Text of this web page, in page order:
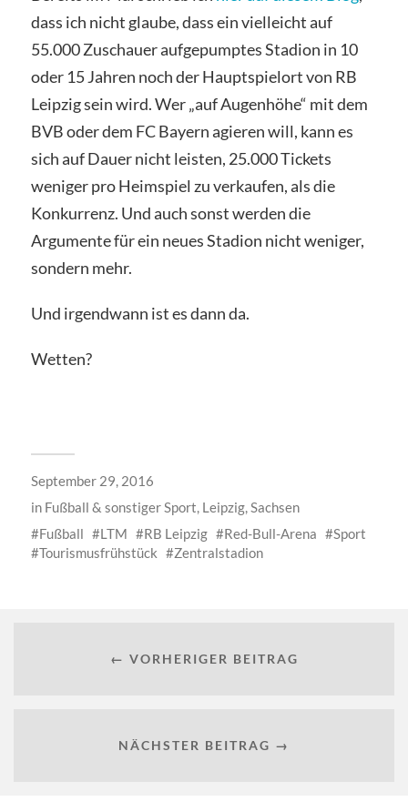
dass ich nicht glaube, dass ein vielleicht auf
55.000 Zuschauer aufgepumptes Stadion in 10
oder 15 Jahren noch der Hauptspielort von RB
Leipzig sein wird. Wer „auf Augenhöhe“ mit dem
BVB oder dem FC Bayern agieren will, kann es
sich auf Dauer nicht leisten, 25.000 Tickets
weniger pro Heimspiel zu verkaufen, als die
Konkurrenz. Und auch sonst werden die
Argumente für ein neues Stadion nicht weniger,
sondern mehr.
Und irgendwann ist es dann da.
Wetten?
September 29, 2016
in Fußball & sonstiger Sport, Leipzig,Sachsen
Fußball
LTM RB Leipzig Red-Bull-Arena
Sport
Tourismusfrühstück
Zentralstadion
← VORHERIGER BEITRAG
NÄCHSTER BEITRAG →